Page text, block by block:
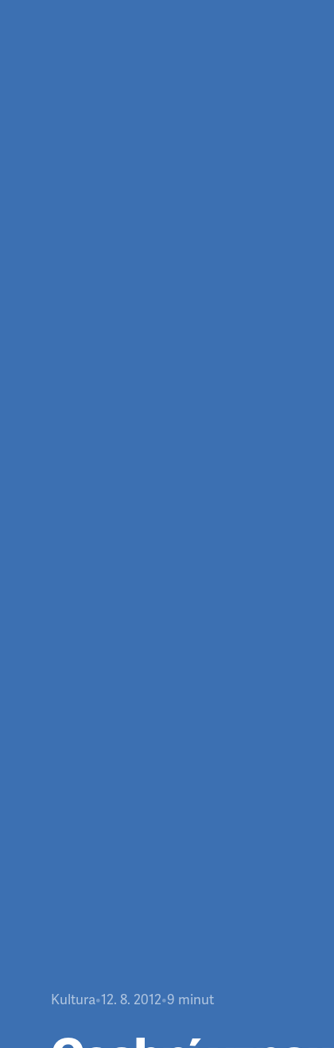
Kultura•12. 8. 2012•9 minut